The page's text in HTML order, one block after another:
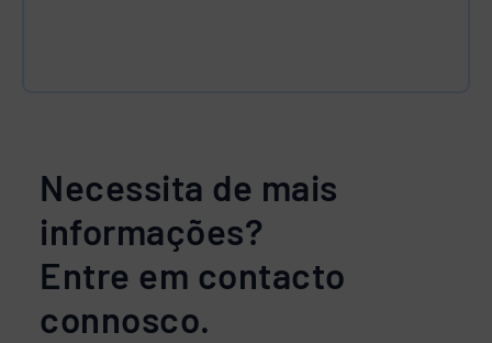
Necessita de mais
informações?
Entre em contacto
connosco.